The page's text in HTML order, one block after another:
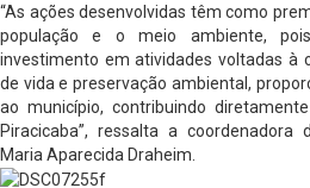
“As ações desenvolvidas têm como
população e o meio ambiente,
investimento em atividades voltadas à
de vida e preservação ambiental,
ao município, contribuindo
Piracicaba”, ressalta a coordenadora
Maria Aparecida Draheim.